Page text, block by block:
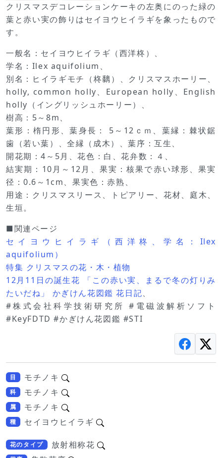
クリスマスデコレーションケーキの左奥にのった緑の
葉と赤い実の飾りはセイヨウヒイラギを象ったもので
す。
一般名：セイヨウヒイラギ（西洋柊）、
学名：Ilex aquifolium、
別名：ヒイラギモチ（柊黐）、クリスマスホーリー、
holly, common holly、European holly、English
holly（イングリッシュホーリー）、
樹高：5～8m、
葉形：楕円形、葉身長： 5～12ｃｍ、葉縁：棘状鋸
歯（若い葉）、全縁（成木）、葉序：互生、
開花期：4～5月、花色：白、花弁数：４、
結実期：10月～12月、果実：核果で赤い球形、果実
径：0.6～1cm、果実色：赤熟、
用途：クリスマスリース、トピアリー、花材、庭木、
生垣。
■関連ページ
セイヨウヒイラギ（西洋柊、学名：Ilex
aquifolium）
特集 クリスマスの花・木・植物
12月11日の誕生花 「この赤い実、まるで冬の灯りみ
たいだね」 かぎけん花図鑑 花日記、
#株式会社科学技術研究所 #電磁波解析ソフト
#KeyFDTD #かぎけん花図鑑 #STI
目 モチノキ
科 モチノキ
属 モチノキ
種 セイヨウヒイラギ
花のタイプ 放射相称花